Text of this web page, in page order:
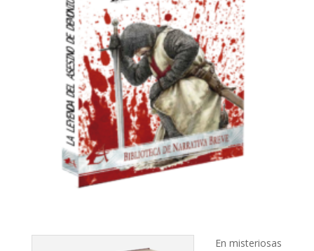
En misteriosas